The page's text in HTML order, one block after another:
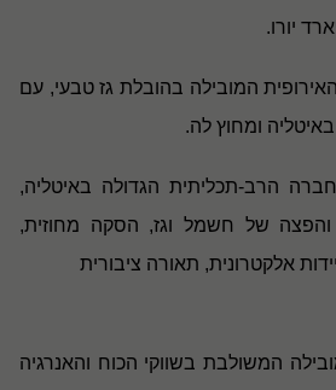
.
המובילה בהובלת גז טבעי, עם
.
הרב-תכליתית הגדולה באיטליה,
והפצה של חשמל וגז, הסקה מחוזית,
אלקטרונית, תאורה ציבורית
המשולבת בשווקי הכוח והאנרגיה